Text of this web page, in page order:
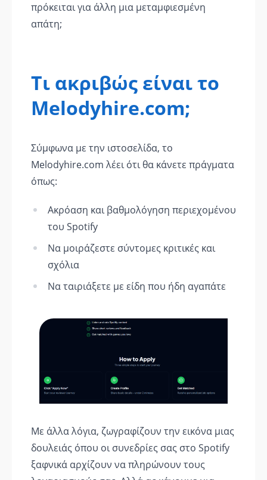
πρόκειται για άλλη μια μεταμφιεσμένη
απάτη;
Τι ακριβώς είναι το
Melodyhire.com;
Σύμφωνα με την ιστοσελίδα, το
Melodyhire.com λέει ότι θα κάνετε πράγματα
όπως:
Ακρόαση και βαθμολόγηση περιεχομένου
του Spotify
Να μοιράζεστε σύντομες κριτικές και
σχόλια
Να ταιριάξετε με είδη που ήδη αγαπάτε
Με άλλα λόγια, ζωγραφίζουν την εικόνα μιας
δουλειάς όπου οι συνεδρίες σας στο Spotify
ξαφνικά αρχίζουν να πληρώνουν τους